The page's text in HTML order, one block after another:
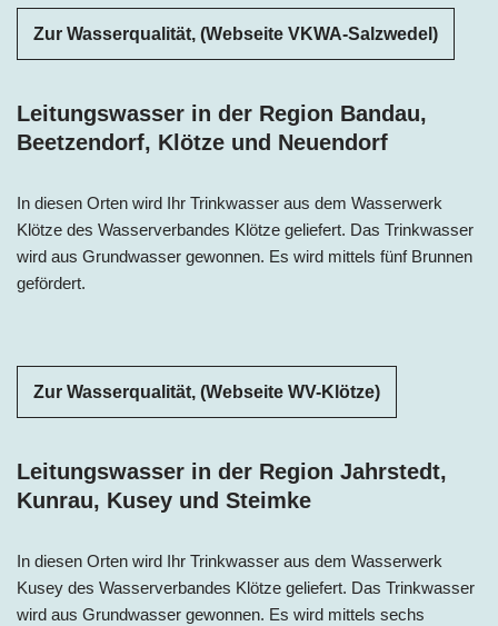
Zur Wasserqualität, (Webseite VKWA-Salzwedel)
Leitungswasser in der Region Bandau,
Beetzendorf, Klötze und Neuendorf
In diesen Orten wird Ihr Trinkwasser aus dem Wasserwerk
Klötze des Wasserverbandes Klötze geliefert. Das Trinkwasser
wird aus Grundwasser gewonnen. Es wird mittels fünf Brunnen
gefördert.
Zur Wasserqualität, (Webseite WV-Klötze)
Leitungswasser in der Region Jahrstedt,
Kunrau, Kusey und Steimke
In diesen Orten wird Ihr Trinkwasser aus dem Wasserwerk
Kusey des Wasserverbandes Klötze geliefert. Das Trinkwasser
wird aus Grundwasser gewonnen. Es wird mittels sechs